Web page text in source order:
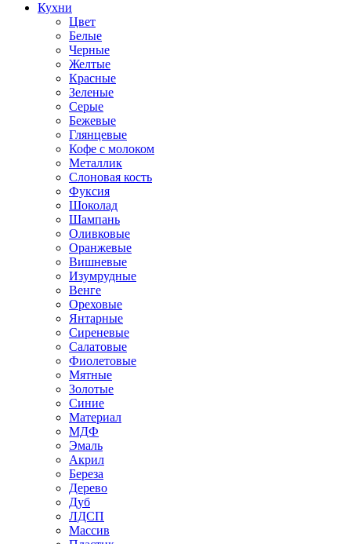
Кухни
Цвет
Белые
Черные
Желтые
Красные
Зеленые
Серые
Бежевые
Глянцевые
Кофе с молоком
Металлик
Слоновая кость
Фуксия
Шоколад
Шампань
Оливковые
Оранжевые
Вишневые
Изумрудные
Венге
Ореховые
Янтарные
Сиреневые
Салатовые
Фиолетовые
Мятные
Золотые
Синие
Материал
МДФ
Эмаль
Акрил
Береза
Дерево
Дуб
ЛДСП
Массив